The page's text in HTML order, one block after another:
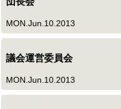
MON.Jun.10.2013
議会運営委員会
MON.Jun.10.2013